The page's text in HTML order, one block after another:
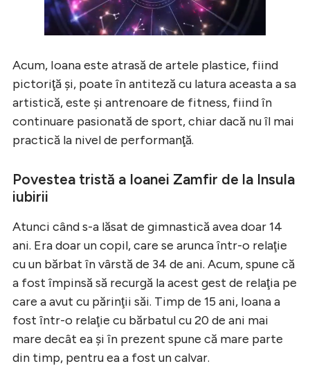
Acum, Ioana este atrasă de artele plastice, fiind
pictoriţă şi, poate în antiteză cu latura aceasta a sa
artistică, este şi antrenoare de fitness, fiind în
continuare pasionată de sport, chiar dacă nu îl mai
practică la nivel de performanţă.
Povestea tristă a Ioanei Zamfir de la Insula
iubirii
Atunci când s-a lăsat de gimnastică avea doar 14
ani. Era doar un copil, care se arunca într-o relaţie
cu un bărbat în vârstă de 34 de ani. Acum, spune că
a fost împinsă să recurgă la acest gest de relaţia pe
care a avut cu părinţii săi. Timp de 15 ani, Ioana a
fost într-o relaţie cu bărbatul cu 20 de ani mai
mare decât ea şi în prezent spune că mare parte
din timp, pentru ea a fost un calvar.